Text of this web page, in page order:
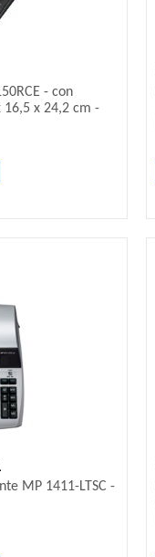
- con
x 24,2 cm -
MP 1411-LTSC -